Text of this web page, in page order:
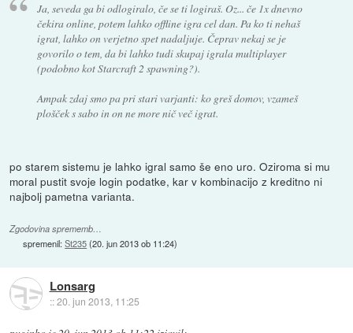
Ja, seveda ga bi odlogiralo, če se ti logiraš. Oz... če 1x dnevno
čekira online, potem lahko offline igra cel dan. Pa ko ti nehaš
igrat, lahko on verjetno spet nadaljuje. Čeprav nekaj se je
govorilo o tem, da bi lahko tudi skupaj igrala multiplayer
(podobno kot Starcraft 2 spawning?).
Ampak zdaj smo pa pri stari varjanti: ko greš domov, vzameš
plošček s sabo in on ne more nič več igrat.
po starem sistemu je lahko igral samo še eno uro. Oziroma si mu
moral pustit svoje login podatke, kar v kombinacijo z kreditno ni
najbolj pametna varianta.
Zgodovina sprememb…
spremenil:St235(20. jun 2013 ob 11:24)
Lonsarg
::20. jun 2013, 11:25